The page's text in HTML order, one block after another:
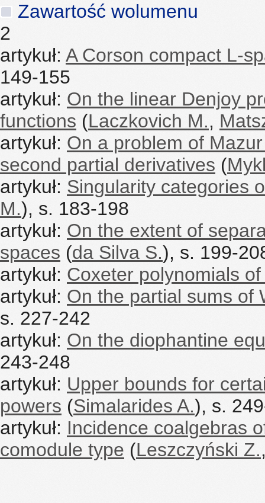
Zawartość wolumenu
2
artykuł: A Corson compact L-
149-155
artykuł: On the linear Denjoy
functions (Laczkovich M.,
artykuł: On a problem of
second partial derivatives (
artykuł: Singularity categories
M.), s. 183-198
artykuł: On the extent of
spaces (da Silva S.), s. 199-
artykuł: Coxeter polynomials
artykuł: On the partial sums of
s. 227-242
artykuł: On the diophantine
243-248
artykuł: Upper bounds for
powers (Simalarides A.), s.
artykuł: Incidence coalgebras
comodule type (Leszczyński Z.